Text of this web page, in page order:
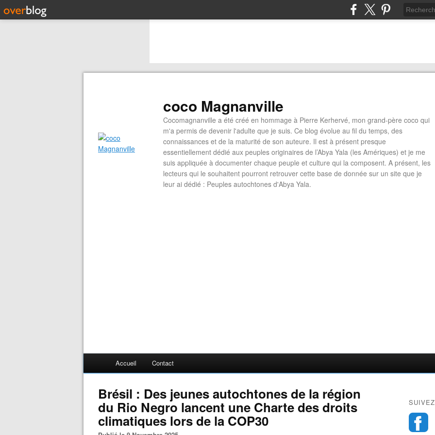
coco Magnanville
Cocomagnanville a été créé en hommage à Pierre Kerhervé, mon grand-père coco qui
m'a permis de devenir l'adulte que je suis. Ce blog évolue au fil du temps, des
connaissances et de la maturité de son auteure. Il est à présent presque
essentiellement dédié aux peuples originaires de l’Abya Yala (les Amériques) et je me
suis appliquée à documenter chaque peuple et culture qui la composent. A présent, les
lecteurs qui le souhaitent pourront retrouver cette base de donnée sur un site que je
leur ai dédié : Peuples autochtones d'Abya Yala.
Accueil Contact
Brésil : Des jeunes autochtones de la région
du Rio Negro lancent une Charte des droits
climatiques lors de la COP30